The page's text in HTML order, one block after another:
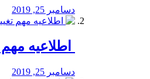
دسامبر 25, 2019
اطلاعیه
دسامبر 25, 2019